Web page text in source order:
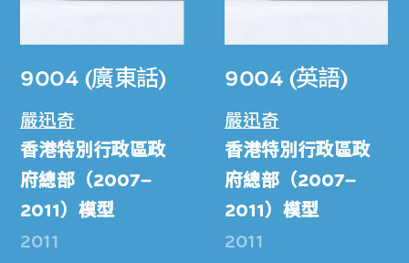
9004 (廣東話)
嚴迅奇
香港特別行政區政
府總部（2007–
2011）模型
2011
9004 (英語)
嚴迅奇
香港特別行政區政
府總部（2007–
2011）模型
2011